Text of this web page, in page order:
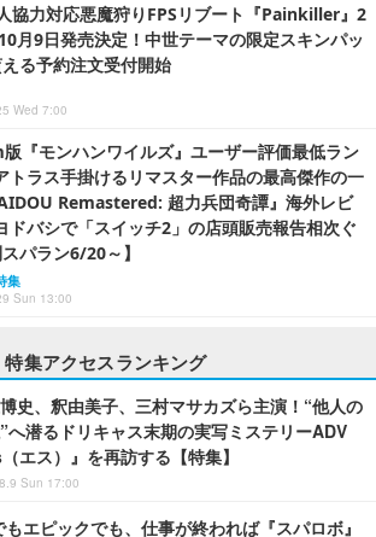
協力対応悪魔狩りFPSリブート『Painkiller』2
月9日発売決定！中世テーマの限定スキンパッ
る予約注文受付開始
Wed 7:00
『モンハンワイルズ』ユーザー評価最低ラン
トラス手掛けるリマスター作品の最高傑作の一
Remastered: 超力兵団奇譚』海外レビ
ドバシで「スイッチ2」の店頭販売報告相次ぐ
スパラン6/20～】
集
Sun 13:00
特集アクセスランキング
史、釈由美子、三村マサカズら主演！“他人の
へ潜るドリキャス末期の実写ミステリーADV
（エス）』を再訪する【特集】
Sun 17:00
もエピックでも、仕事が終われば『スパロボ』